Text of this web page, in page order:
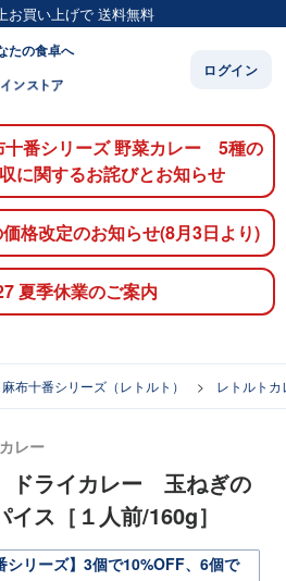
お買い上げで 送料無料
たの食卓へ
ログイン
番シリーズ 野菜カレー 5種の
に関するお詫びとお知らせ
格改定のお知らせ(8月3日より)
夏季休業のご案内
麻布十番シリーズ（レトルト） レトルト
レー
ドライカレー 玉ねぎの
ス［１人前/160g］
シリーズ】3個で10%OFF、6個で